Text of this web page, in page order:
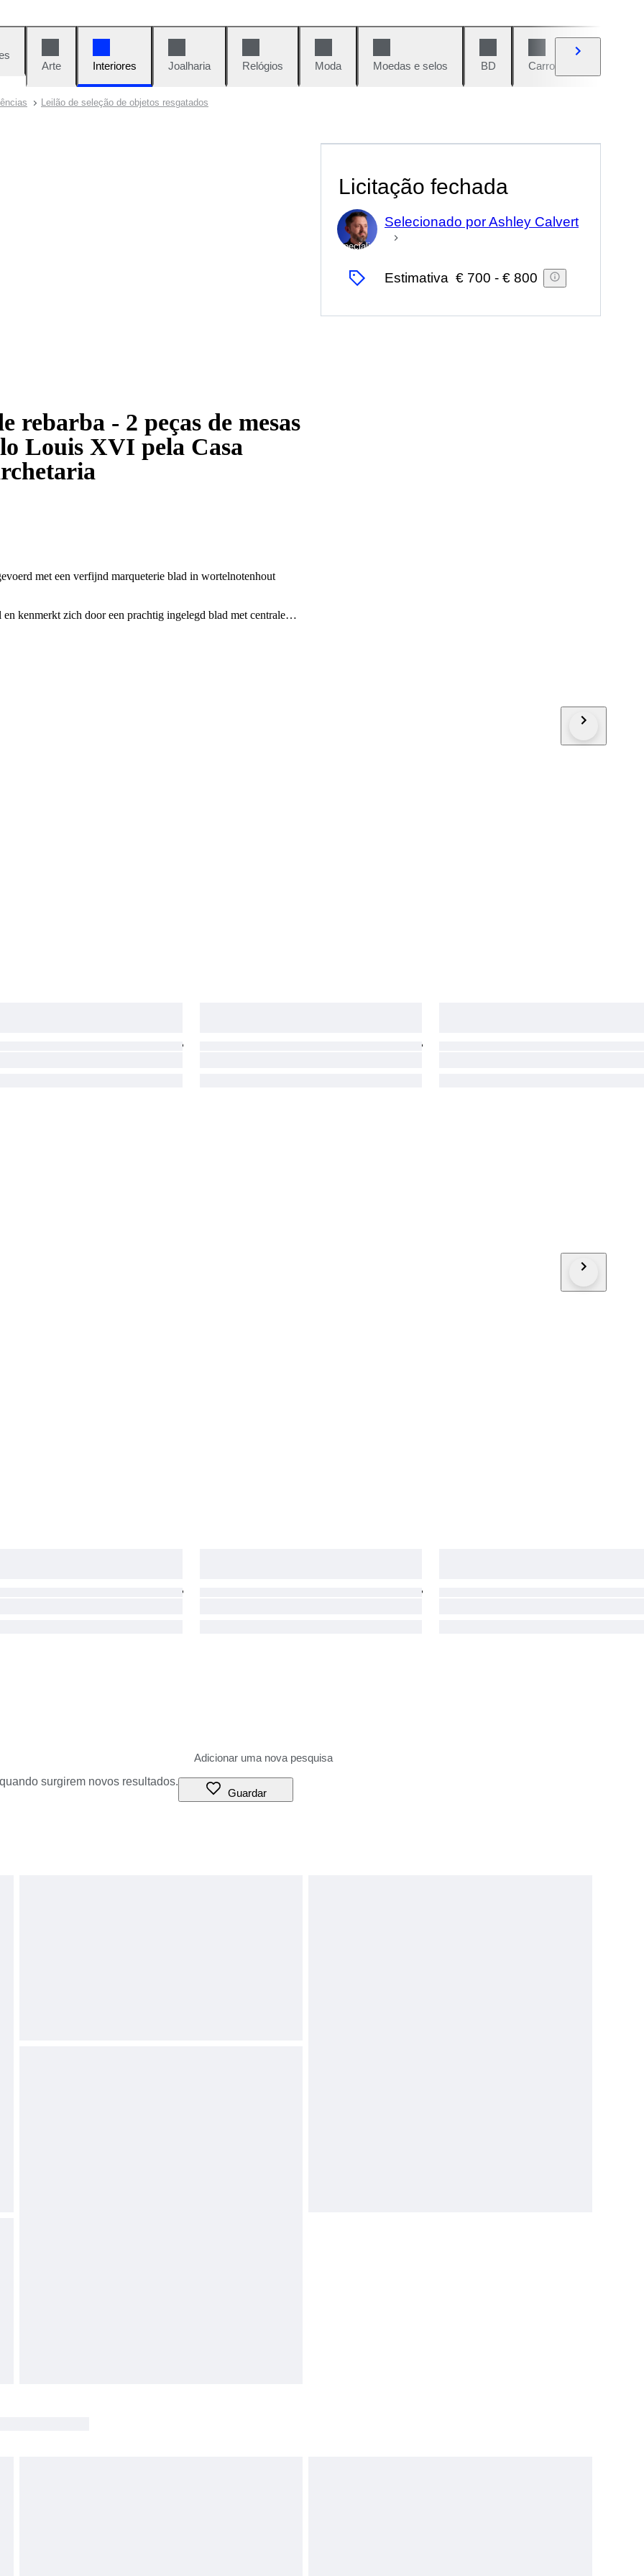
Arte
Interiores Joalharia Relógios Moda Moedas e selos BD Carros e motos
Leilão de seleção de objetos resgatados
rebarba - 2 peças de mesas
Louis XVI pela Casa
met een verfijnd marqueterie blad in wortelnotenhout
kenmerkt zich door een prachtig ingelegd blad met centrale
merk dat bekend staat om luxe klassiek geïnspireerde meubelen
zich nog het originele quality check label, wat de herkomst
Licitação fechada
Especialista
Selecionado por Ashley Calvert
Estimativa € 700 - € 800
surgirem novos resultados.
Guardar